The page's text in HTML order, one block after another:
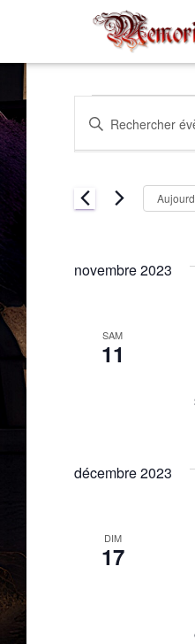
de
vues
Saisir
mot-
clé.
Évènements
par
novembre 2023
SAM
11
décembre 2023
DIM
17